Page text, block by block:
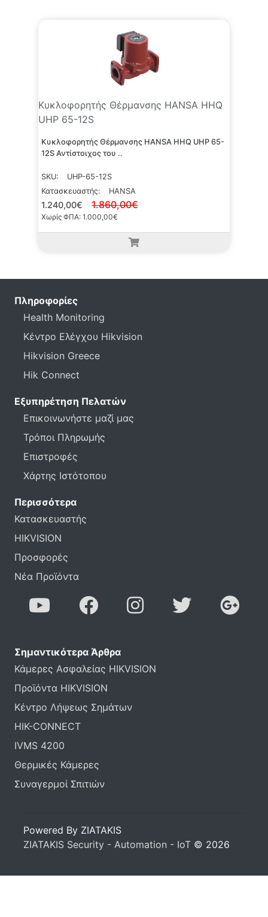
Κυκλοφορητής Θέρμανσης HANSA HHQ
UHP 65-12S
Κυκλοφορητής Θέρμανσης HANSA HHQ UHP 65-
12S Αντίστοιχος του ..
SKU:
UHP-65-12S
Κατασκευαστής:
HANSA
1.240,00€ 1.860,00€
Χωρίς ΦΠΑ: 1.000,00€
Πληροφορίες
Health Monitoring
Κέντρο Ελέγχου Hikvision
Hikvision Greece
Hik Connect
Εξυπηρέτηση Πελατών
Επικοινωνήστε μαζί μας
Τρόποι Πληρωμής
Επιστροφές
Χάρτης Ιστότοπου
Περισσότερα
Κατασκευαστής
HIKVISION
Προσφορές
Νέα Προϊόντα
Σημαντικότερα Άρθρα
Κάμερες Ασφαλείας HIKVISION
Προϊόντα HIKVISION
Κέντρο Λήψεως Σημάτων
HIK-CONNECT
IVMS 4200
Θερμικές Κάμερες
Συναγερμοί Σπιτιών
Powered By ZIATAKIS
ZIATAKIS Security - Automation - IoT © 2026